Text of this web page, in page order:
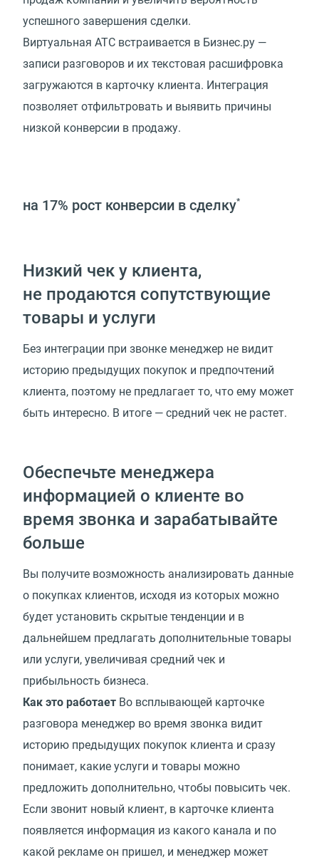
успешного завершения сделки.
Виртуальная АТС встраивается в Бизнес.ру —
записи разговоров и их текстовая расшифровка
загружаются в карточку клиента. Интеграция
позволяет отфильтровать и выявить причины
низкой конверсии в продажу.
на 17% рост конверсии в сделку*
Низкий чек у клиента,
не продаются сопутствующие
товары и услуги
Без интеграции при звонке менеджер не видит
историю предыдущих покупок и предпочтений
клиента, поэтому не предлагает то, что ему может
быть интересно. В итоге — средний чек не растет.
Обеспечьте менеджера
информацией о клиенте во
время звонка и зарабатывайте
больше
Вы получите возможность анализировать данные
о покупках клиентов, исходя из которых можно
будет установить скрытые тенденции и в
дальнейшем предлагать дополнительные товары
или услуги, увеличивая средний чек и
прибыльность бизнеса.
Как это работает Во всплывающей карточке
разговора менеджер во время звонка видит
историю предыдущих покупок клиента и сразу
понимает, какие услуги и товары можно
предложить дополнительно, чтобы повысить чек.
Если звонит новый клиент, в карточке клиента
появляется информация из какого канала и по
какой рекламе он пришел, и менеджер может